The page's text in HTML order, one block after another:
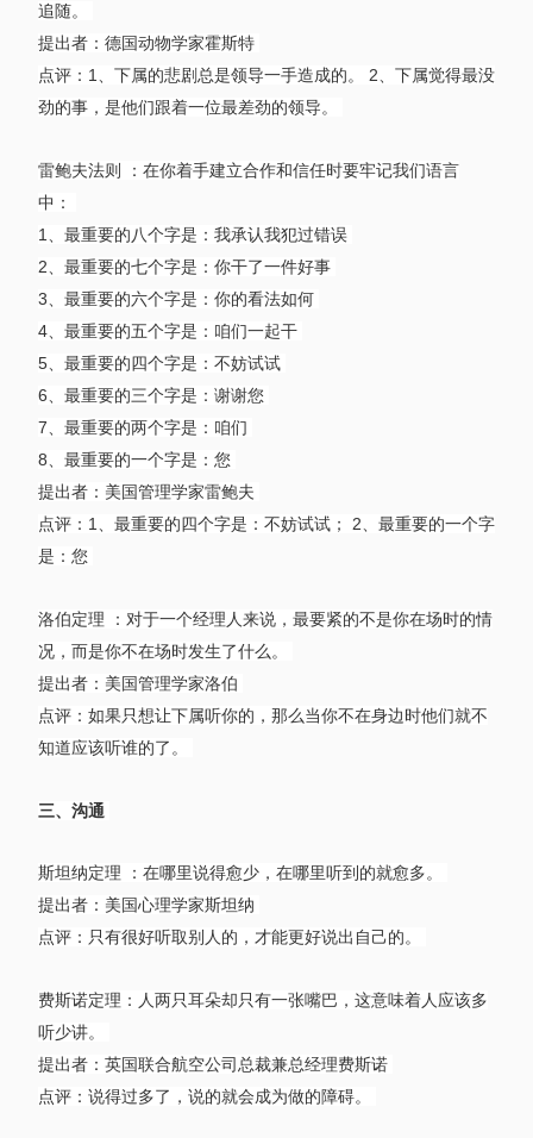
追随。
提出者：德国动物学家霍斯特
点评：1、下属的悲剧总是领导一手造成的。 2、下属觉得最没
劲的事，是他们跟着一位最差劲的领导。
雷鲍夫法则 ：在你着手建立合作和信任时要牢记我们语言
中：
1、最重要的八个字是：我承认我犯过错误
2、最重要的七个字是：你干了一件好事
3、最重要的六个字是：你的看法如何
4、最重要的五个字是：咱们一起干
5、最重要的四个字是：不妨试试
6、最重要的三个字是：谢谢您
7、最重要的两个字是：咱们
8、最重要的一个字是：您
提出者：美国管理学家雷鲍夫
点评：1、最重要的四个字是：不妨试试； 2、最重要的一个字
是：您
洛伯定理 ：对于一个经理人来说，最要紧的不是你在场时的情
况，而是你不在场时发生了什么。
提出者：美国管理学家洛伯
点评：如果只想让下属听你的，那么当你不在身边时他们就不
知道应该听谁的了。
三、沟通
斯坦纳定理 ：在哪里说得愈少，在哪里听到的就愈多。
提出者：美国心理学家斯坦纳
点评：只有很好听取别人的，才能更好说出自己的。
费斯诺定理：人两只耳朵却只有一张嘴巴，这意味着人应该多
听少讲。
提出者：英国联合航空公司总裁兼总经理费斯诺
点评：说得过多了，说的就会成为做的障碍。